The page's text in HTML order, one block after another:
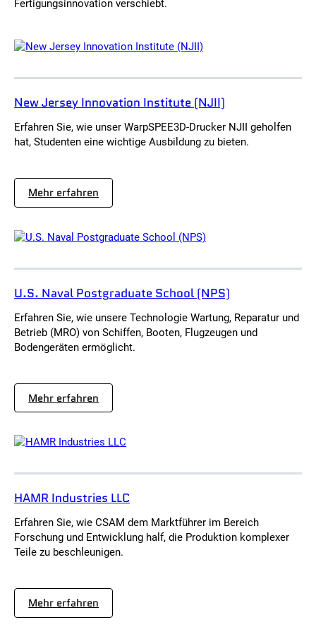
Fertigungsinnovation verschiebt.
New Jersey Innovation Institute (NJII)
Erfahren Sie, wie unser WarpSPEE3D-Drucker NJII geholfen
hat, Studenten eine wichtige Ausbildung zu bieten.
Mehr erfahren
J
s
y
n
n
o
v
i
n
s
t
t
t
e
(
N
J
I
U.S. Naval Postgraduate School (NPS)
Erfahren Sie, wie unsere Technologie Wartung, Reparatur und
Betrieb (MRO) von Schiffen, Booten, Flugzeugen und
Bodengeräten ermöglicht.
Mehr erfahren
U
.
v
l
o
s
t
g
d
a
t
HAMR Industries LLC
Erfahren Sie, wie CSAM dem Marktführer im Bereich
Forschung und Entwicklung half, die Produktion komplexer
Teile zu beschleunigen.
Mehr erfahren